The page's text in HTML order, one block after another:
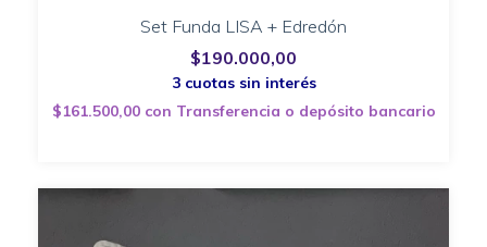
Set Funda LISA + Edredón
$190.000,00
$161.500,00 con Transferencia o depósito bancario